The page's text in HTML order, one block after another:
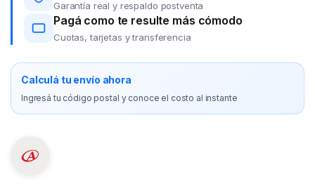
Garantía real y respaldo postventa
Pagá como te resulte más cómodo
Cuotas, tarjetas y transferencia
Calculá tu envío ahora
Ingresá tu código postal y conoce el costo al instante